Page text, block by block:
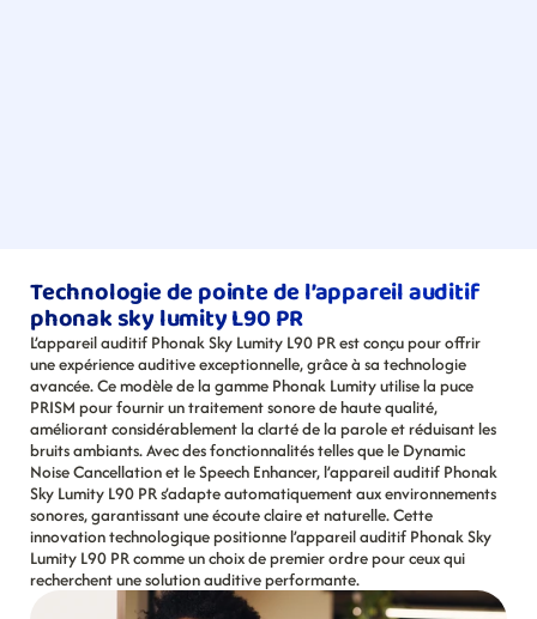
Technologie de pointe de l’appareil auditif
phonak sky lumity L90 PR
L’appareil auditif Phonak Sky Lumity L90 PR est conçu pour offrir
une expérience auditive exceptionnelle, grâce à sa technologie
avancée. Ce modèle de la gamme Phonak Lumity utilise la puce
PRISM pour fournir un traitement sonore de haute qualité,
améliorant considérablement la clarté de la parole et réduisant les
bruits ambiants. Avec des fonctionnalités telles que le Dynamic
Noise Cancellation et le Speech Enhancer, l’appareil auditif Phonak
Sky Lumity L90 PR s’adapte automatiquement aux environnements
sonores, garantissant une écoute claire et naturelle. Cette
innovation technologique positionne l’appareil auditif Phonak Sky
Lumity L90 PR comme un choix de premier ordre pour ceux qui
recherchent une solution auditive performante.